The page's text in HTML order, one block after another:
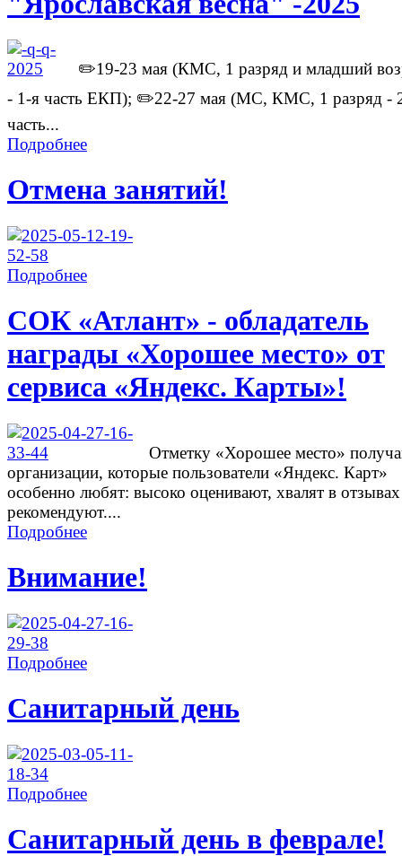
✏️19-23 мая (КМС, 1 разряд и младший
- 1-я часть ЕКП); ✏️22-27 мая (МС, КМС, 1 разряд -
часть...
Подробнее
Отмена занятий!
Подробнее
СОК «Атлант» - обладатель
награды «Хорошее место» от
сервиса «Яндекс. Карты»!
Отметку «Хорошее место»
организации, которые пользователи «Яндекс. Карт»
особенно любят: высоко оценивают, хвалят в
рекомендуют....
Подробнее
Внимание!
Подробнее
Санитарный день
Подробнее
Санитарный день в феврале!